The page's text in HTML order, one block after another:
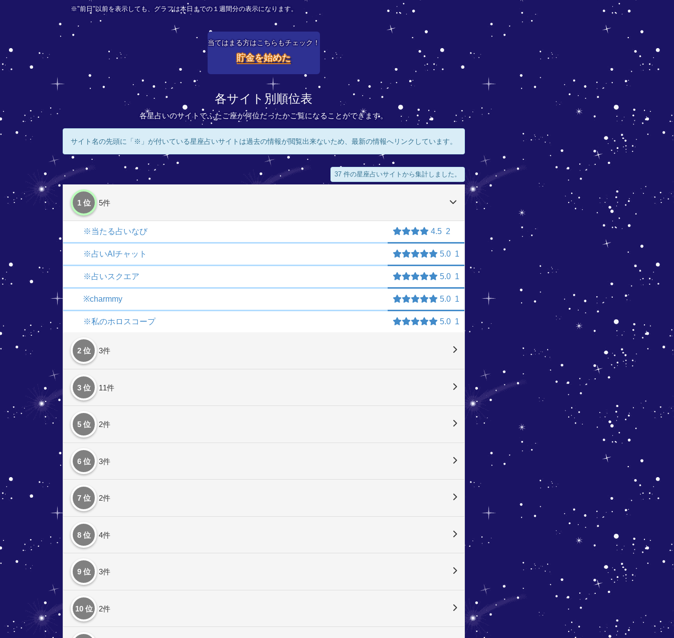
※"前日"以前を表示しても、グラフは本日までの１週間分の表示になります。
当てはまる方はこちらもチェック！
貯金を始めた
各サイト別順位表
各星占いのサイトでふたご座が何位だったかご覧になることができます。
サイト名の先頭に「※」が付いている星座占いサイトは過去の情報が閲覧出来ないため、最新の情報へリンクしています。
37 件の星座占いサイトから集計しました。
1 位 5件
※当たる占いなび 4.5 2
※占いAIチャット 5.0 1
※占いスクエア 5.0 1
※charmmy 5.0 1
※私のホロスコープ 5.0 1
2 位 3件
3 位 11件
5 位 2件
6 位 3件
7 位 2件
8 位 4件
9 位 3件
10 位 2件